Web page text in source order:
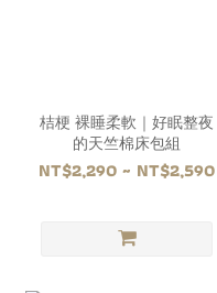
桔梗 裸睡柔軟｜好眠整夜
的天竺棉床包組
NT$2,290 ~ NT$2,590